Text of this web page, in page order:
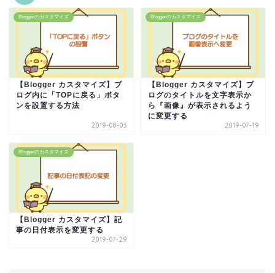
Bloggerのカスタマイズ
【Blogger カスタマイズ】ブ
ログ内に「TOPに戻る」ボタ
ンを設置する方法
2019-08-03
Bloggerのカスタマイズ
【Blogger カスタマイズ】ブ
ログのタイトルを文字表示か
ら『画像』が表示されるよう
に変更する
2019-07-19
Bloggerのカスタマイズ
【Blogger カスタマイズ】記
事の日付表示を変更する
2019-07-29